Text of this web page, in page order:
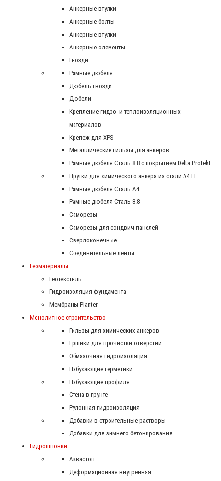
Анкерные втулки
Анкерные болты
Анкерные втулки
Анкерные элементы
Гвозди
Рамные дюбеля
Дюбель гвозди
Дюбели
Крепление гидро- и теплоизоляционных
материалов
Крепеж для XPS
Металлические гильзы для анкеров
Рамные дюбеля Сталь 8.8 с покрытием Delta Protekt
Прутки для химического анкера из стали А4 FL
Рамные дюбеля Сталь A4
Рамные дюбеля Сталь 8.8
Саморезы
Саморезы для сэндвич панелей
Сверлоконечные
Соединительные ленты
Геоматериалы
Геотекстиль
Гидроизоляция фундамента
Мембраны Planter
Монолитное строительство
Гильзы для химических анкеров
Ершики для прочистки отверстий
Обмазочная гидроизоляция
Набухающие герметики
Набухающие профиля
Стена в грунте
Рулонная гидроизоляция
Добавки в строительные растворы
Добавки для зимнего бетонирования
Гидрошпонки
Аквастоп
Деформационная внутренняя